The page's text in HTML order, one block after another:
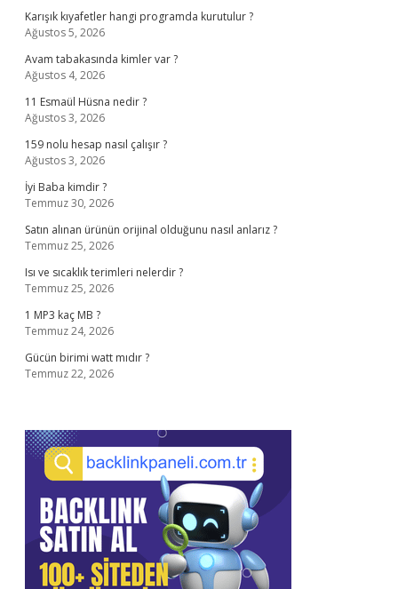
Karışık kıyafetler hangi programda kurutulur ?
Ağustos 5, 2026
Avam tabakasında kimler var ?
Ağustos 4, 2026
11 Esmaül Hüsna nedir ?
Ağustos 3, 2026
159 nolu hesap nasıl çalışır ?
Ağustos 3, 2026
İyi Baba kimdir ?
Temmuz 30, 2026
Satın alınan ürünün orijinal olduğunu nasıl anlarız ?
Temmuz 25, 2026
Isı ve sıcaklık terimleri nelerdir ?
Temmuz 25, 2026
1 MP3 kaç MB ?
Temmuz 24, 2026
Gücün birimi watt mıdır ?
Temmuz 22, 2026